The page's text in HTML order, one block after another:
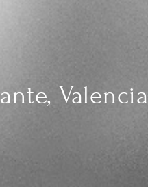
Valencia